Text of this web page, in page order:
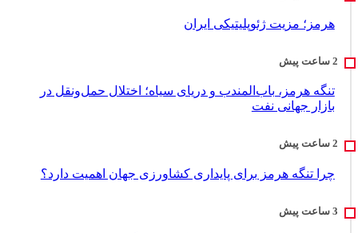
هرمز؛ مزیت ژئوپلیتیکی ایران
تنگه هرمز، باب‌المندب و دریای سیاه؛ اختلال حمل‌ونقل در
بازار جهانی نفت
چرا تنگه هرمز برای پایداری کشاورزی جهان اهمیت دارد؟